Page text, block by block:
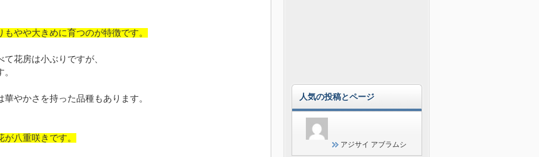
やや大きめに育つのが特徴です。
花房は小ぶりですが、
やかさを持った品種もあります。
八重咲きです。
人気の投稿とページ
アジサイ アブラムシ